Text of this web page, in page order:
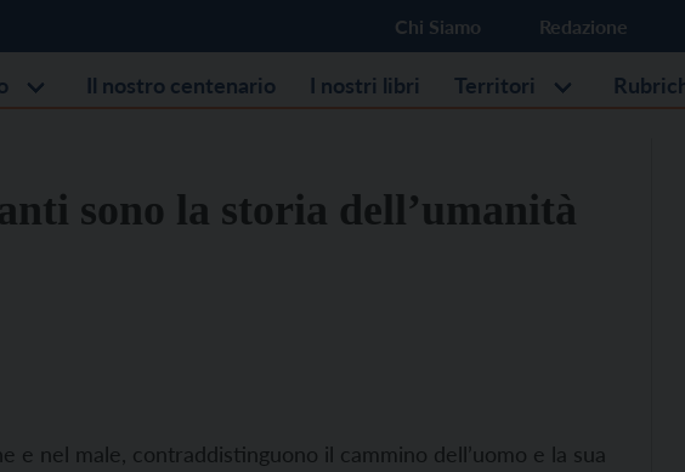
Chi Siamo Redazione
Il nostro centenario I nostri libri Territori
sono la storia dell’umanità
e nel male, contraddistinguono il cammino dell’uomo e la sua